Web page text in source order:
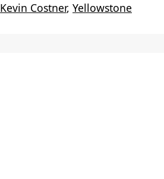
Kevin Costner, Yellowstone